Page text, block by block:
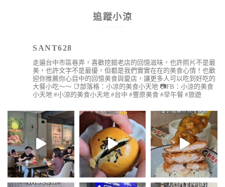
追蹤小涼
SANT628
走遍台中市區巷弄，喜歡挖掘老店的回憶滋味，也許照片不是最
美，也許文字不是最優，但都是我們實實在在的美食心情！也歡
迎你推薦你心目中的回憶美食與愛店，讓更多人可以吃到好吃的
大餐小吃～～ 📑部落格：小凉的美食小天地 📷FB：小涼的美食
小天地 #小涼的美食小天地 #台中 #豐原美食 #早午餐 #旅遊